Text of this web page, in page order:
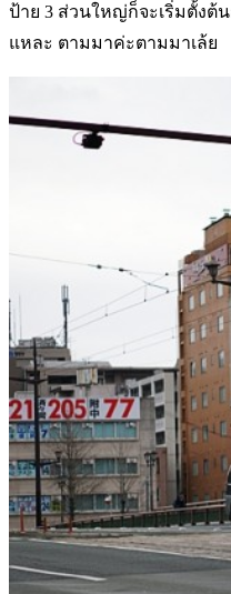
ป้าย 3 ส่วนใหญ่ก็จะเริ่มตั้งต้
แหละ ตามมาค่ะตามมาเล้ย